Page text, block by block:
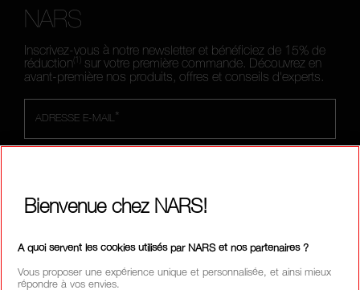
NARS
Inscrivez-vous à notre newsletter et bénéficiez de 15% de
réduction (1) sur votre première commande. Découvrez en
avant-première nos produits, offres et conseils d'experts.
*
ADRESSE E-MAIL
SUIVEZ-NOUS
Bienvenue chez NARS!
A quoi servent les cookies utilisés par NARS et nos partenaires ?
Vous proposer une expérience unique et personnalisée, et ainsi mieux
répondre à vos envies.